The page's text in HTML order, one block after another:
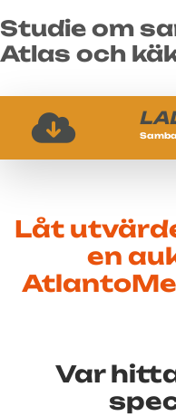
Studie om
Atlas och
Låt
en
Var